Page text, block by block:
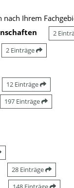
Ihrem
2
2 Einträge
12 Einträge
197 Einträge
28 Einträge